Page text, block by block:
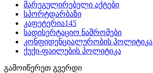
მარეგულირებელი აქტები
სპორტდარბაზი
კაფეტერია145
სადისერტაციო ნაშრომები
კონფიდენციალურობის პოლიტიკა
ქუქი-ფაილების პოლიტიკა
გამოიწერეთ გვერდი